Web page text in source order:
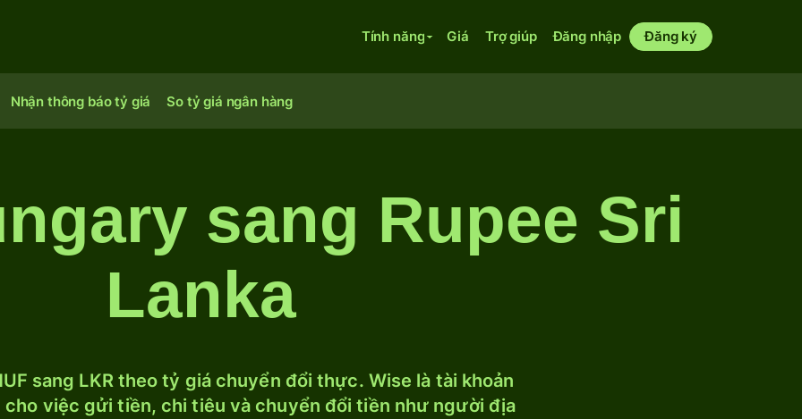
Tính năng Giá Trợ giúp Đăng nhập Đăng ký
Nhận thông báo tỷ giá So tỷ giá ngân hàng
sang Rupee Sri
Lanka
sang LKR theo tỷ giá chuyển đổi thực. Wise là tài khoản
việc gửi tiền, chi tiêu và chuyển đổi tiền như người địa